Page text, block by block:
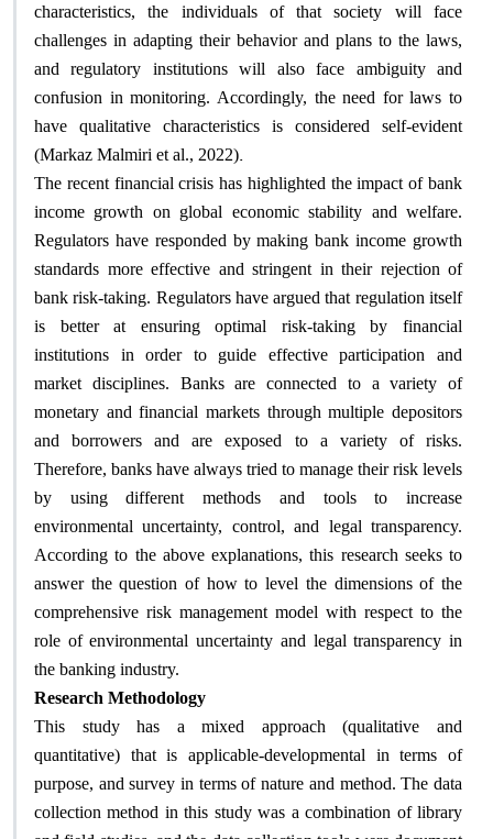
characteristics, the individuals of that society will face
challenges in adapting their behavior and plans to the laws,
and regulatory institutions will also face ambiguity and
confusion in monitoring. Accordingly, the need for laws to
have qualitative characteristics is considered self-evident
(Markaz Malmiri et al., 2022).
The recent financial crisis has highlighted the impact of bank
income growth on global economic stability and welfare.
Regulators have responded by making bank income growth
standards more effective and stringent in their rejection of
bank risk-taking. Regulators have argued that regulation itself
is better at ensuring optimal risk-taking by financial
institutions in order to guide effective participation and
market disciplines. Banks are connected to a variety of
monetary and financial markets through multiple depositors
and borrowers and are exposed to a variety of risks.
Therefore, banks have always tried to manage their risk levels
by using different methods and tools to increase
environmental uncertainty, control, and legal transparency.
According to the above explanations, this research seeks to
answer the question of how to level the dimensions of the
comprehensive risk management model with respect to the
role of environmental uncertainty and legal transparency in
the banking industry.
Research Methodology
This study has a mixed approach (qualitative and
quantitative) that is applicable-developmental in terms of
purpose, and survey in terms of nature and method. The data
collection method in this study was a combination of library